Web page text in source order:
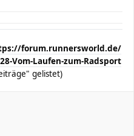
forum.runnersworld.de/
Vom-Laufen-zum-Radsport
gelistet)